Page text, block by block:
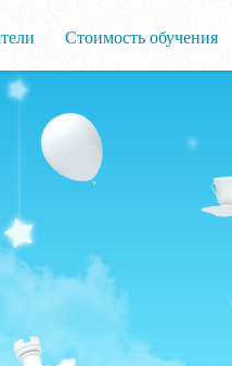
Стоимость обучения